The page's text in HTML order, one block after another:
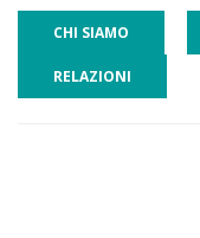
CHI SIAMO
RELAZIONI